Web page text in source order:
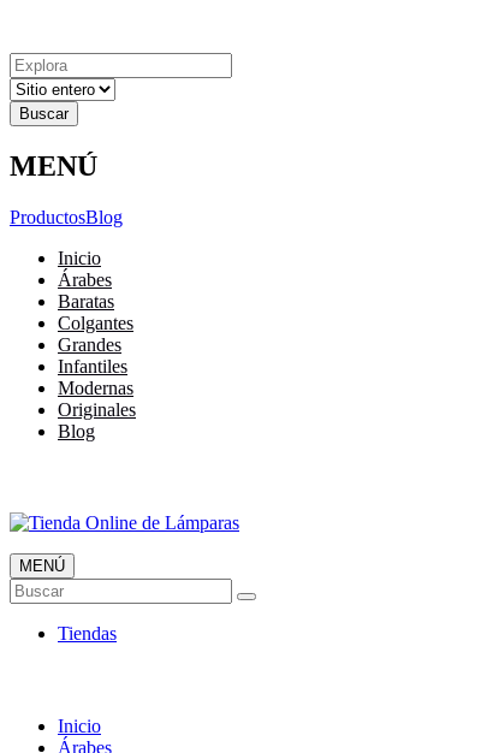
Resultados
para
MENÚ
ProductosBlog
Inicio
Árabes
Baratas
Colgantes
Grandes
Infantiles
Modernas
Originales
Blog
Tienda Online de Lámparas
TOP en Ventas
MENÚ
Buscar
Tiendas
Inicio
Árabes